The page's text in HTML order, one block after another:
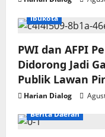
Ibukota
PWI dan AFPI
Didorong Jadi
Publik Lawan
Harian Dialog
Berita Daerah